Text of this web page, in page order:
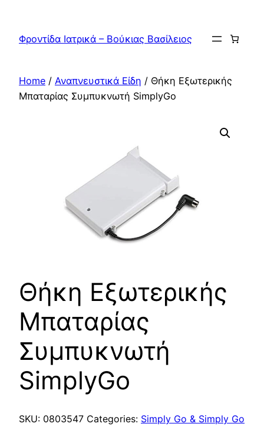
content
Φροντίδα Ιατρικά – Βούκιας Βασίλειος
Home / Αναπνευστικά Είδη / Θήκη Εξωτερικής
Μπαταρίας Συμπυκνωτή SimplyGo
Θήκη Εξωτερικής
Μπαταρίας
Συμπυκνωτή
SimplyGo
SKU: 0803547 Categories: Simply Go & Simply Go